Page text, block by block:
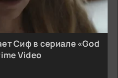
Сиф в сериале «God
Video